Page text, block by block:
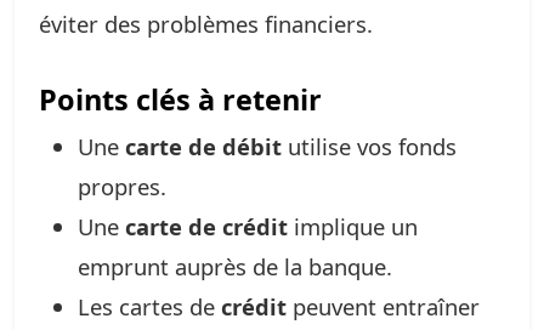
éviter des problèmes financiers.
Points clés à retenir
Une carte de débit utilise vos fonds
propres.
Une carte de crédit implique un
emprunt auprès de la banque.
Les cartes de crédit peuvent entraîner